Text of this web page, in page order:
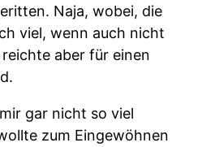
Naja, wobei, die
viel, wenn auch nicht
aber für einen
gar nicht so viel
zum Eingewöhnen